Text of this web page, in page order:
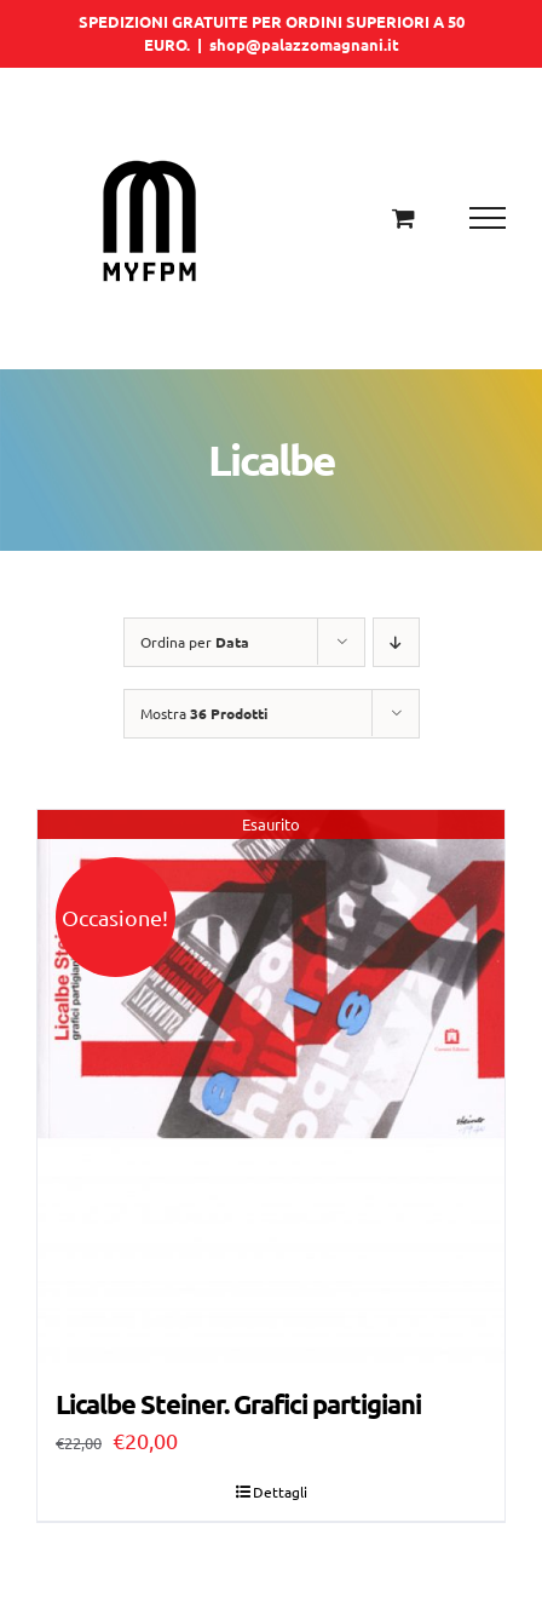
SPEDIZIONI GRATUITE PER ORDINI SUPERIORI A 50
EURO. | shop@palazzomagnani.it
Licalbe
Ordina per Data
Mostra36 Prodotti
Esaurito
Occasione!
Licalbe Steiner. Grafici partigiani
€22,00 Il
€20,00Il
Dettagli